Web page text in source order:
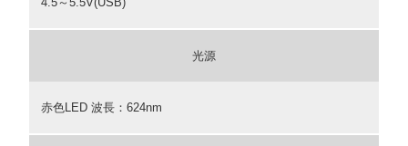
光源
赤色LED 波長：624nm